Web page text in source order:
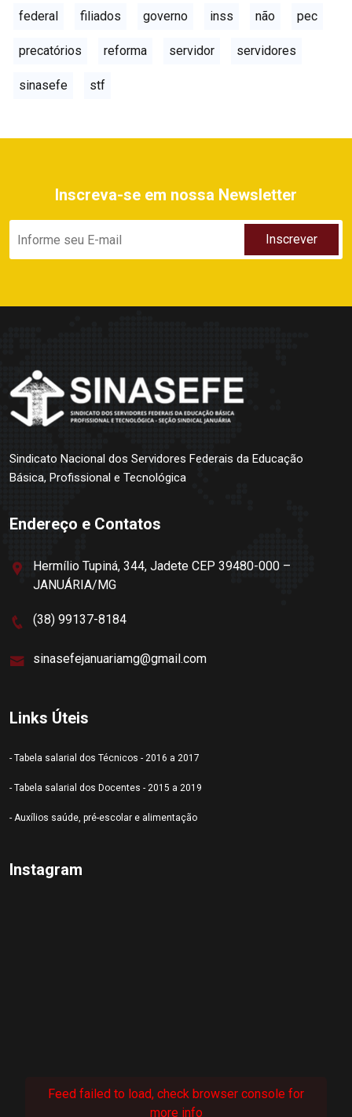
federal filiados governo inss não pec
precatórios reforma servidor servidores
sinasefe stf
Inscreva-se em nossa Newsletter
Sindicato Nacional dos Servidores Federais da Educação
Básica, Profissional e Tecnológica
Endereço e Contatos
Hermílio Tupiná, 344, Jadete CEP 39480-000 –
JANUÁRIA/MG
(38) 99137-8184
sinasefejanuariamg@gmail.com
Links Úteis
- Tabela salarial dos Técnicos - 2016 a 2017
- Tabela salarial dos Docentes - 2015 a 2019
- Auxílios saúde, pré-escolar e alimentação
Instagram
Feed failed to load, check browser console for
more info